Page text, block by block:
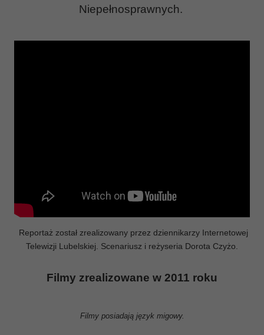
Niepełnosprawnych.
Reportaż został zrealizowany przez dziennikarzy Internetowej
Telewizji Lubelskiej. Scenariusz i reżyseria Dorota Czyżo.
Filmy zrealizowane w 2011 roku
Filmy posiadają język migowy.